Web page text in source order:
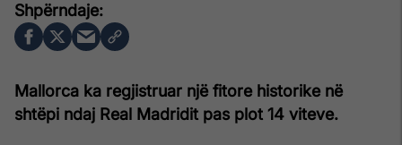
Mallorca ka regjistruar një fitore historike në
shtëpi ndaj Real Madridit pas plot 14 viteve.